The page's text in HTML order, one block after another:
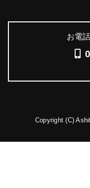
お電
Copyright (C)